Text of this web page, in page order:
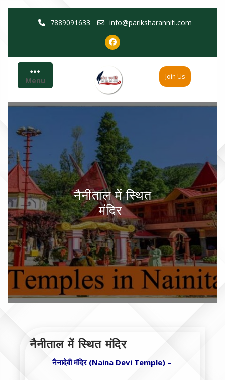
7889091633 info@pariksharanniti.com
Menu Join Us
नैनीताल में स्थित
मंदिर
नैनीताल में स्थित मंदिर
नैनादेवी मंदिर (Naina Devi Temple)–